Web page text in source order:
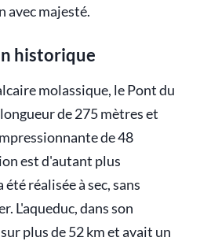
avec majesté.
historique
molassique, le Pont du
de 275 mètres et
de 48
est d'autant plus
réalisée à sec, sans
L'aqueduc, dans son
plus de 52 km et avait un